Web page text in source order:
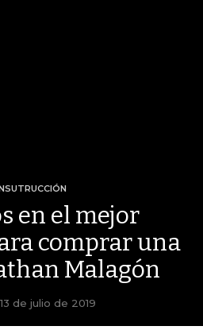
en el mejor
comprar una
Malagón
de julio de 2019